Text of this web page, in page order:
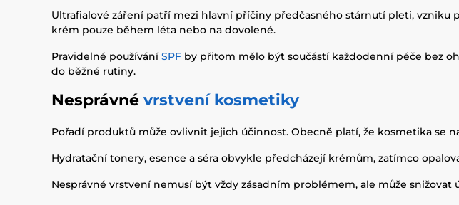
Ultrafialové záření patří mezi hlavní příčiny předčasného stárnutí pleti,
krém pouze během léta nebo na dovolené.
Pravidelné používáníSPF by přitom mělo být součástí každodenní péče bez
do běžné rutiny.
Nesprávné vrstvení kosmetiky
Pořadí produktů může ovlivnit jejich účinnost. Obecně platí, že kosmetika se
Hydratační tonery, esence a séra obvykle předcházejí krémům, zatímco
Nesprávné vrstvení nemusí být vždy zásadním problémem, ale může